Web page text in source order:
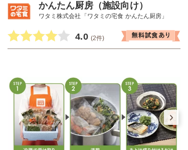
かんたん厨房（施設向け）
ワタミ株式会社「ワタミの宅食 かんたん厨房」
4.0 (2件)